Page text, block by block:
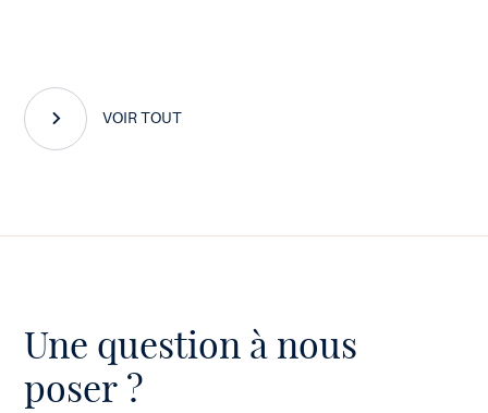
VOIR TOUT
Une question à nous
poser ?